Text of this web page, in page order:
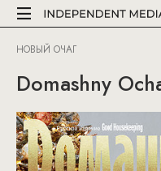
НОВЫЙ ОЧАГ
Domashny